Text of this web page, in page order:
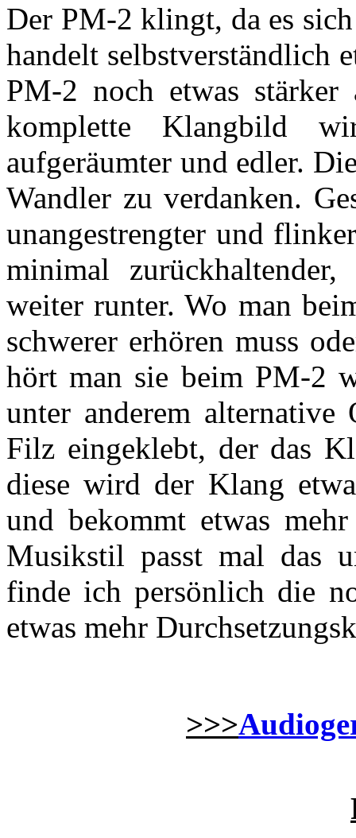
Der PM-2 klingt, da es
handelt selbstverständlich
PM-2 noch etwas stärker
komplette Klangbild
aufgeräumter und edler.
Wandler zu verdanken.
unangestrengter und
minimal
weiter runter. Wo man
schwerer erhören muss
hört man sie beim PM-2
unter anderem
Filz eingeklebt, der das
diese wird der Klang
und bekommt etwas
Musikstil passt mal das
finde ich persönlich die
etwas mehr
>>>